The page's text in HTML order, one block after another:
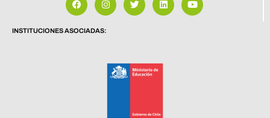
INSTITUCIONES ASOCIADAS: